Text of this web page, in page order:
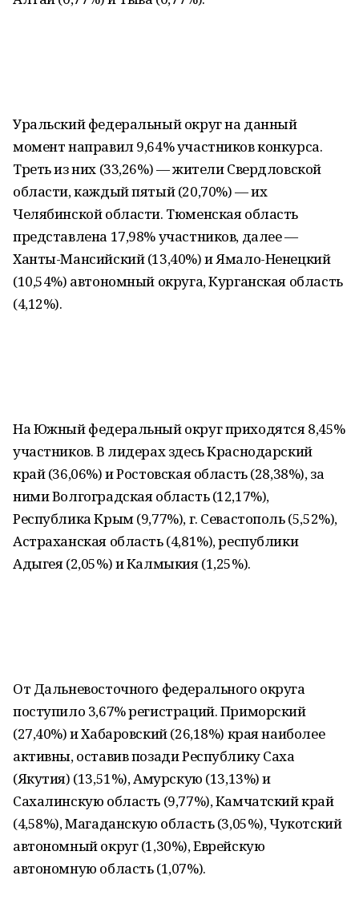
Уральский федеральный округ на данный
момент направил 9,64% участников конкурса.
Треть из них (33,26%) — жители Свердловской
области, каждый пятый (20,70%) — их
Челябинской области. Тюменская область
представлена 17,98% участников, далее —
Ханты-Мансийский (13,40%) и Ямало-Ненецкий
(10,54%) автономный округа, Курганская область
(4,12%).
На Южный федеральный округ приходятся 8,45%
участников. В лидерах здесь Краснодарский
край (36,06%) и Ростовская область (28,38%), за
ними Волгоградская область (12,17%),
Республика Крым (9,77%), г. Севастополь (5,52%),
Астраханская область (4,81%), республики
Адыгея (2,05%) и Калмыкия (1,25%).
От Дальневосточного федерального округа
поступило 3,67% регистраций. Приморский
(27,40%) и Хабаровский (26,18%) края наиболее
активны, оставив позади Республику Саха
(Якутия) (13,51%), Амурскую (13,13%) и
Сахалинскую область (9,77%), Камчатский край
(4,58%), Магаданскую область (3,05%), Чукотский
автономный округ (1,30%), Еврейскую
автономную область (1,07%).